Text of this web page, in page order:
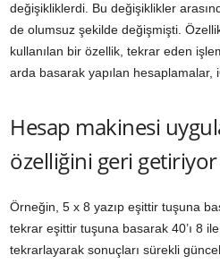
değişikliklerdi. Bu değişiklikler
de olumsuz şekilde değişmişti.
kullanılan bir özellik, tekrar eden
arda basarak yapılan hesaplamalar,
Hesap makinesi
özelliğini geri getiriyor
Örneğin, 5 x 8 yazıp eşittir tuşuna
tekrar eşittir tuşuna basarak 40’ı 8
tekrarlayarak sonuçları sürekli